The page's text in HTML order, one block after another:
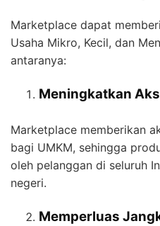
Marketplace dapat
Usaha Mikro, Kecil, dan
antaranya:
Meningkatkan
Marketplace memberikan
bagi UMKM, sehingga
oleh pelanggan di seluruh
negeri.
Memperluas